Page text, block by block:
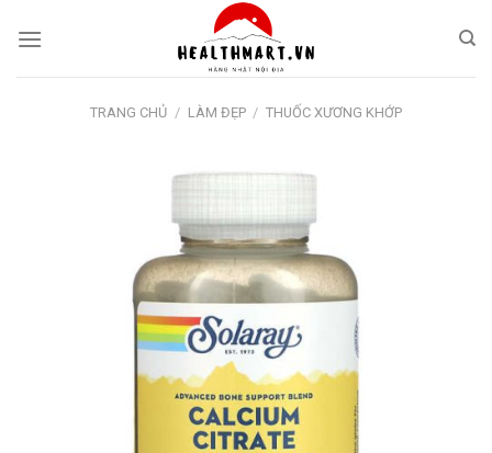
TRANG CHỦ / LÀM ĐẸP / THUỐC XƯƠNG KHỚP